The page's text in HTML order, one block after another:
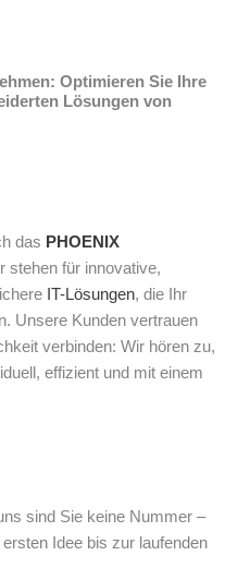
Optimieren Sie Ihre
Lösungen von
das PHOENIX
stehen für innovative,
IT-Lösungen, die Ihr
Unsere Kunden vertrauen
verbinden: Wir hören zu,
effizient und mit einem
sind Sie keine Nummer –
Idee bis zur laufenden